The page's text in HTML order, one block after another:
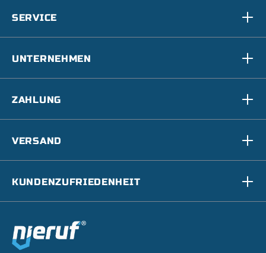
SERVICE
UNTERNEHMEN
ZAHLUNG
VERSAND
KUNDENZUFRIEDENHEIT